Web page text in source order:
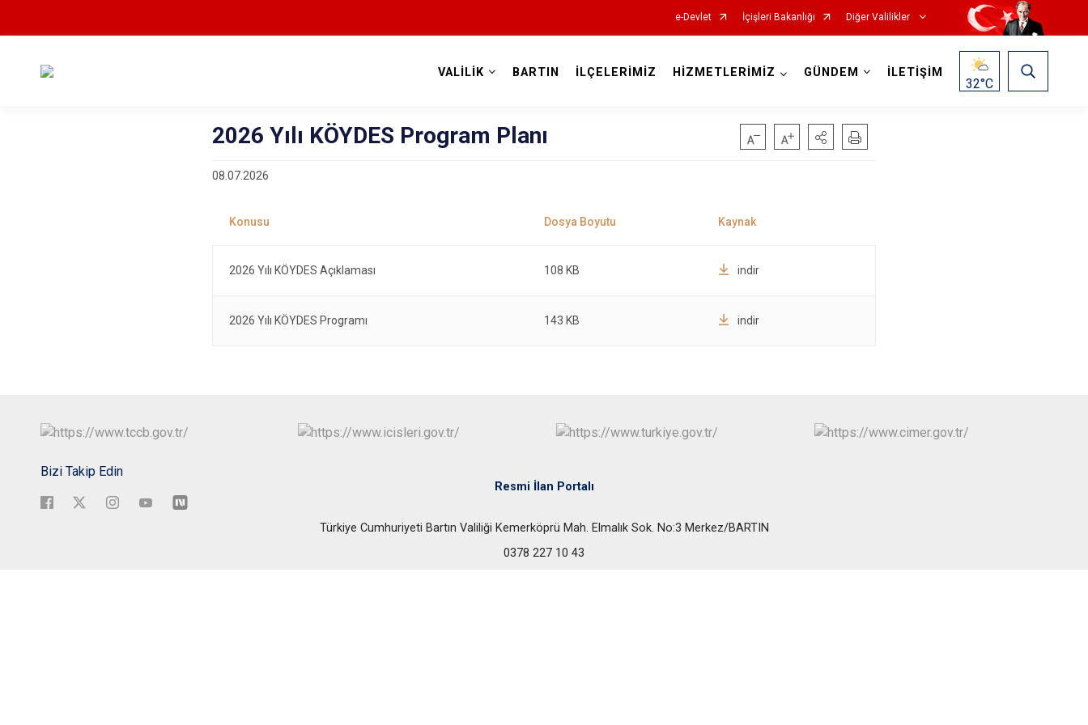
e-Devlet İçişleri Bakanlığı Diğer Valilikler
VALİLİK BARTIN İLÇELERİMİZ HİZMETLERİMİZ GÜNDEM İLETİŞİM
32°C
2026 Yılı KÖYDES Program Planı
08.07.2026
2026 Yılı KÖYDES Açıklaması 108 KB indir
2026 Yılı KÖYDES Programı 143 KB indir
Bizi Takip Edin
Resmi İlan Portalı
Türkiye Cumhuriyeti Bartın Valiliği Kemerköprü Mah. Elmalık Sok. No:3 Merkez/BARTIN
0378 227 10 43